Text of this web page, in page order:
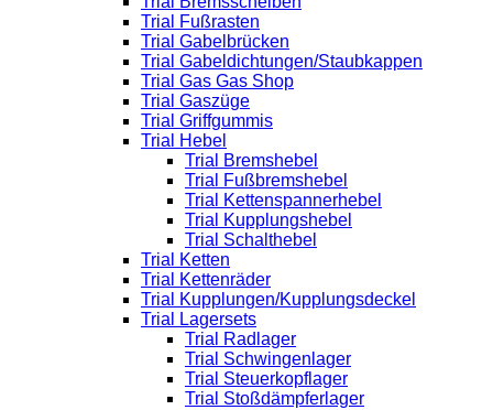
Trial Fußrasten
Trial Gabelbrücken
Trial Gabeldichtungen/Staubkappen
Trial Gas Gas Shop
Trial Gaszüge
Trial Griffgummis
Trial Hebel
Trial Bremshebel
Trial Fußbremshebel
Trial Kettenspannerhebel
Trial Kupplungshebel
Trial Schalthebel
Trial Ketten
Trial Kettenräder
Trial Kupplungen/Kupplungsdeckel
Trial Lagersets
Trial Radlager
Trial Schwingenlager
Trial Steuerkopflager
Trial Stoßdämpferlager